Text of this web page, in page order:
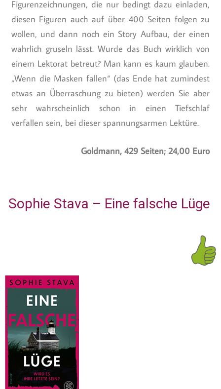
Figurenzeichnungen, die nur bedingt dazu einladen,
diesen Figuren auch auf über 400 Seiten folgen zu
wollen, und dann noch ein Story Aufbau, der einen
wahrlich gruseln lässt. Wurde das Buch wirklich von
einem Lektorat betreut? Man kann es kaum glauben.
„Wenn die Masken fallen“ (das Ende hat zumindest
etwas an Überraschung zu bieten) werden Sie aber
sehr wahrscheinlich schon in einen Tiefschlaf
verfallen sein, bei dieser spannungsarmen Lektüre.
Goldmann, 429 Seiten; 24,00 Euro
Sophie Stava – Eine falsche Lüge